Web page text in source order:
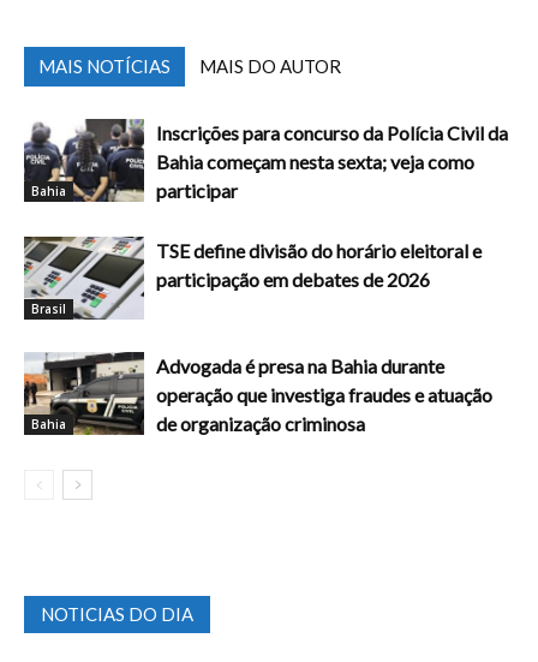
MAIS NOTÍCIAS MAIS DO AUTOR
Bahia
Inscrições para concurso da Polícia Civil da
Bahia começam nesta sexta; veja como
participar
Brasil
TSE define divisão do horário eleitoral e
participação em debates de 2026
Bahia
Advogada é presa na Bahia durante
operação que investiga fraudes e atuação
de organização criminosa
NOTICIAS DO DIA